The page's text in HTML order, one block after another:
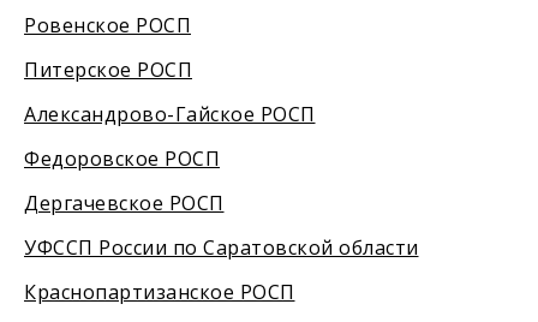
Ровенское РОСП
Питерское РОСП
Александрово-Гайское РОСП
Федоровское РОСП
Дергачевское РОСП
УФССП России по Саратовской области
Краснопартизанское РОСП